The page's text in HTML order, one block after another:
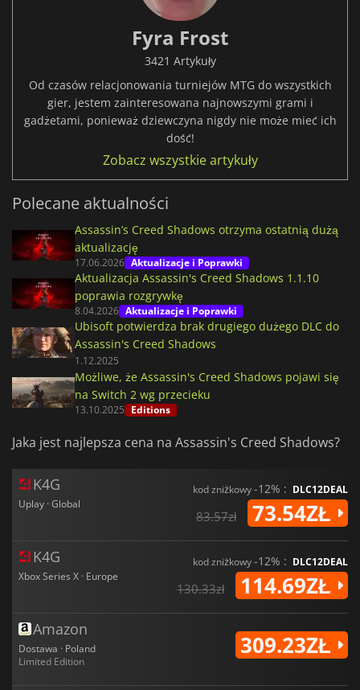
Fyra Frost
3421 Artykuły
Od czasów relacjonowania turniejów MTG do wszystkich
gier, jestem zainteresowana najnowszymi grami i
gadżetami, ponieważ dziewczyna nigdy nie może mieć ich
dość!
Zobacz wszystkie artykuły
Polecane aktualności
Assassin’s Creed Shadows otrzyma ostatnią dużą
aktualizację
17.06.2026 Aktualizacje i Poprawki
Aktualizacja Assassin's Creed Shadows 1.1.10
poprawia rozgrywkę
8.04.2026 Aktualizacje i Poprawki
Ubisoft potwierdza brak drugiego dużego DLC do
Assassin's Creed Shadows
1.12.2025
Możliwe, że Assassin's Creed Shadows pojawi się
na Switch 2 wg przecieku
13.10.2025 Editions
Jaka jest najlepsza cena na Assassin's Creed Shadows?
K4G
Uplay · Global
kod zniżkowy-12% : DLC12DEAL
83.57zł 73.54ZŁ
K4G
Xbox Series X · Europe
kod zniżkowy-12% : DLC12DEAL
130.33zł 114.69ZŁ
Amazon
Dostawa · Poland
Limited Edition
309.23ZŁ